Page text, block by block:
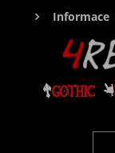
Informace